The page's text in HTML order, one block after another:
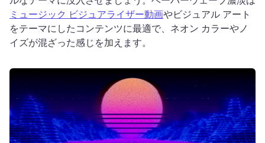
ミュージック ビジュアライザー動画やビジュアル アート
をテーマにしたコンテンツに最適で、ネオン カラーやノ
イズが混ざった感じを加えます。